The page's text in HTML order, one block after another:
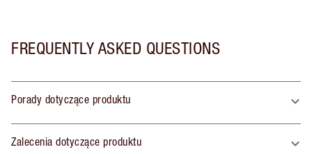
FREQUENTLY ASKED QUESTIONS
Porady dotyczące produktu
Zalecenia dotyczące produktu